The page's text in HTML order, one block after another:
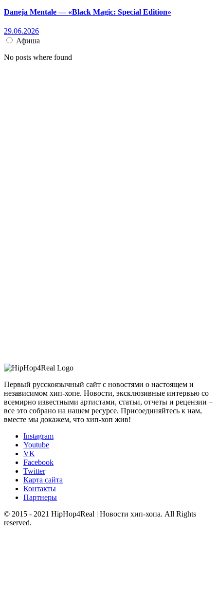
Daneja Mentale — «Black Magic: Special Edition»
29.06.2026
Афиша
No posts where found
Первый русскоязычный сайт с новостями о настоящем и
независимом хип-хопе. Новости, эксклюзивные интервью со
всемирно известными артистами, статьи, отчеты и рецензии –
все это собрано на нашем ресурсе. Присоединяйтесь к нам,
вместе мы докажем, что хип-хоп жив!
Instagram
Youtube
VK
Facebook
Twitter
Карта сайта
Контакты
Партнеры
© 2015 - 2021 HipHop4Real | Новости хип-хопа. All Rights
reserved.